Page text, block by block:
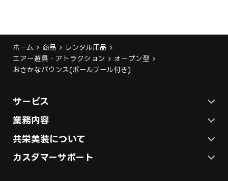
ホーム 商品
レンタル用品
エアー遊具・アトラクション
オープン型
おさかなバウンス(ボールプール付き)
サービス
ステージ施工プラン
テント施工プラン
展示会ブース制作
業務内容
各種イベントの総合サービス
展示会ブース装飾・デザイン
共栄美装について
会社概要
カスタマーサポート